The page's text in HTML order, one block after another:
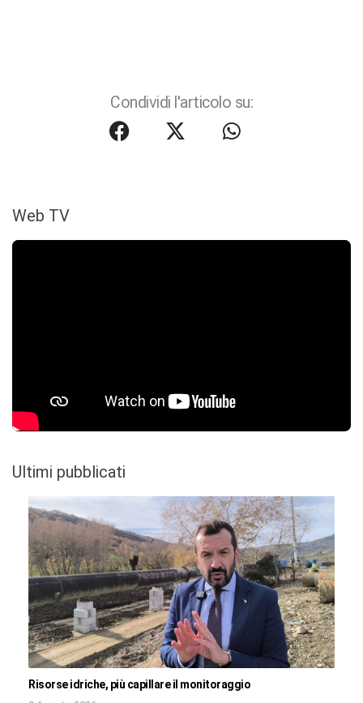
Condividi l'articolo su:
Web TV
Ultimi pubblicati
Risorse idriche, più capillare il monitoraggio